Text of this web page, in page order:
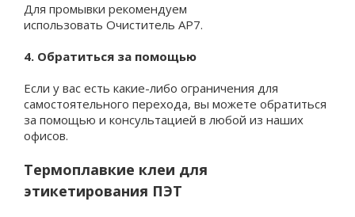
Для промывки рекомендуем
использовать Очиститель AP7.
4. Обратиться за помощью
Если у вас есть какие-либо ограничения для
самостоятельного перехода, вы можете обратиться
за помощью и консультацией в любой из наших
офисов.
Термоплавкие клеи для
этикетирования ПЭТ